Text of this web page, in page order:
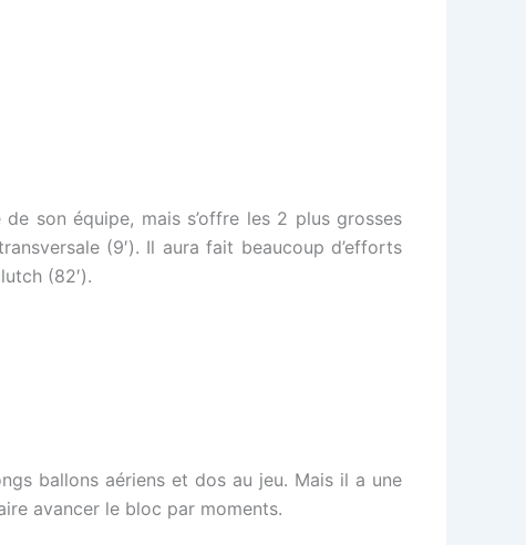
son équipe, mais s’offre les 2 plus grosses
(9′). Il aura fait beaucoup d’efforts
(82′).
ballons aériens et dos au jeu. Mais il a une
avancer le bloc par moments.